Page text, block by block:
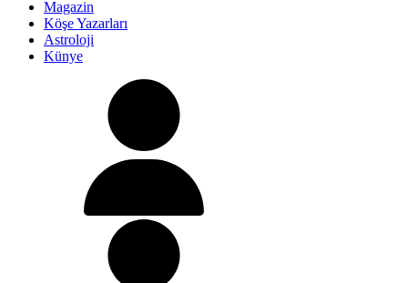
Magazin
Köşe Yazarları
Astroloji
Künye